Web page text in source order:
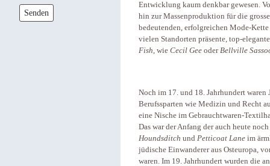
Senden
Entwicklung kaum denkbar gewesen.
hin zur Massenproduktion für die
bedeutenden, erfolgreichen Mode-Kette
vielen Standorten präsente, top-
Fish, wie Cecil Gee oderBellville
Noch im 17. und 18. Jahrhundert
Berufssparten wie Medizin und Recht
eine Nische im Gebrauchtwaren-
Das war der Anfang der auch heute
Houndsditch und Petticoat Lane im
jüdische Einwanderer aus Osteuropa,
waren. Im 19. Jahrhundert wurden die